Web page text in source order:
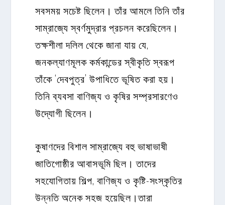
সবসময় সচেষ্ট ছিলেন। তাঁর আমলে তিনি তাঁর
সাম্রাজ্যে স্বর্ণমুদ্রার প্রচলন করেছিলেন।
তক্ষশীলা দলিল থেকে জানা যায় যে,
জনকল্যাণমূলক কর্মকান্ডের স্বীকৃতি স্বরূপ
তাঁকে ‘দেবপুত্র’ উপাধিতে ভূষিত করা হয়।
তিনি ব্যবসা বাণিজ্য ও কৃষির সম্প্রসারণেও
উদ্যোগী ছিলেন।
কুষাণদের বিশাল সাম্রাজ্যে বহু ভাষাভাষী
জাতিগোষ্ঠীর আবাসভূমি ছিল। তাদের
সহযোগিতায় শিল্প, বাণিজ্য ও কৃষ্টি-সংস্কৃতির
উন্নতি অনেক সহজ হয়েছিল।তারা